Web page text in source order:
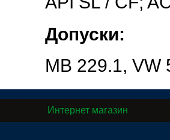
Допуски:
MB 229.1, VW
Интернет магазин